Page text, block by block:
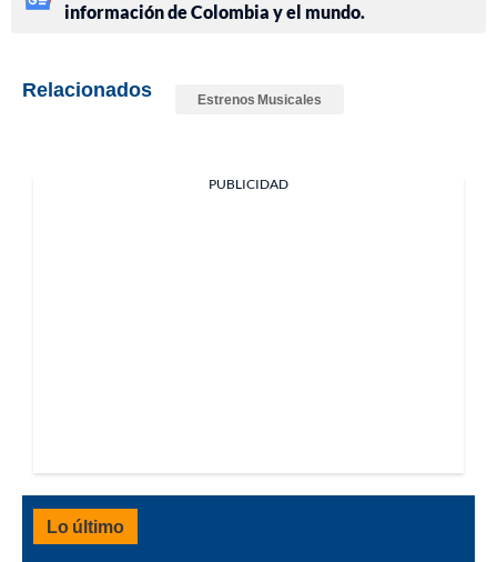
información de Colombia y el mundo.
Relacionados Estrenos Musicales
PUBLICIDAD
Lo último